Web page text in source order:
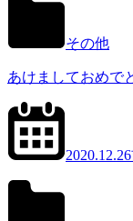
その他
あけましておめで
2020.12.26